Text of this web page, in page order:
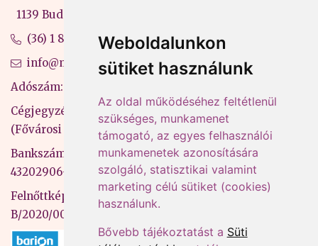
Weboldalunkon
sütiket használunk
Az oldal működéséhez feltétlenül
szükséges, munkamenet
támogató, az egyes felhasználói
munkamenetek azonosítására
szolgáló, statisztikai valamint
marketing célú sütiket (cookies)
használunk.
Bővebb tájékoztatást a Süti
1139 Budapest, Váci út 99-105. 4. em.
(36) 1 880 76 00
info@mprx.hu
Adószám: 13598145-2-41
Cégjegyzékszám: 01-09-883770
(Fővárosi Bíróság)
Bankszámlaszám: CIB Bank, 10700581-
43202906-51100005
Felnőttképzési nyilvántartási szám:
B/2020/000053